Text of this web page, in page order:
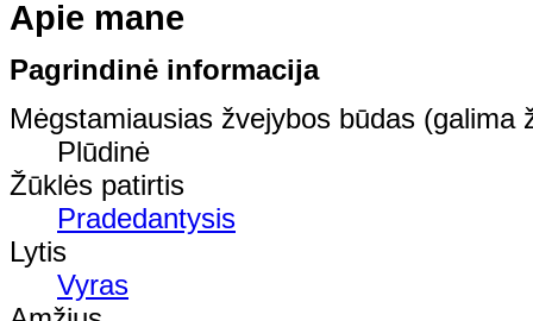
Apie mane
Pagrindinė informacija
Mėgstamiausias žvejybos būdas (galima
Plūdinė
Žūklės patirtis
Pradedantysis
Lytis
Vyras